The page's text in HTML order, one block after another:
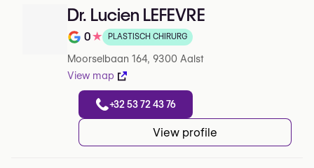
Dr. Lucien LEFEVRE
Note de 0 sur 5 sur Google
0★ PLASTISCH CHIRURG
Moorselbaan 164, 9300 Aalst
View map
+32 53 72 43 76
View profile